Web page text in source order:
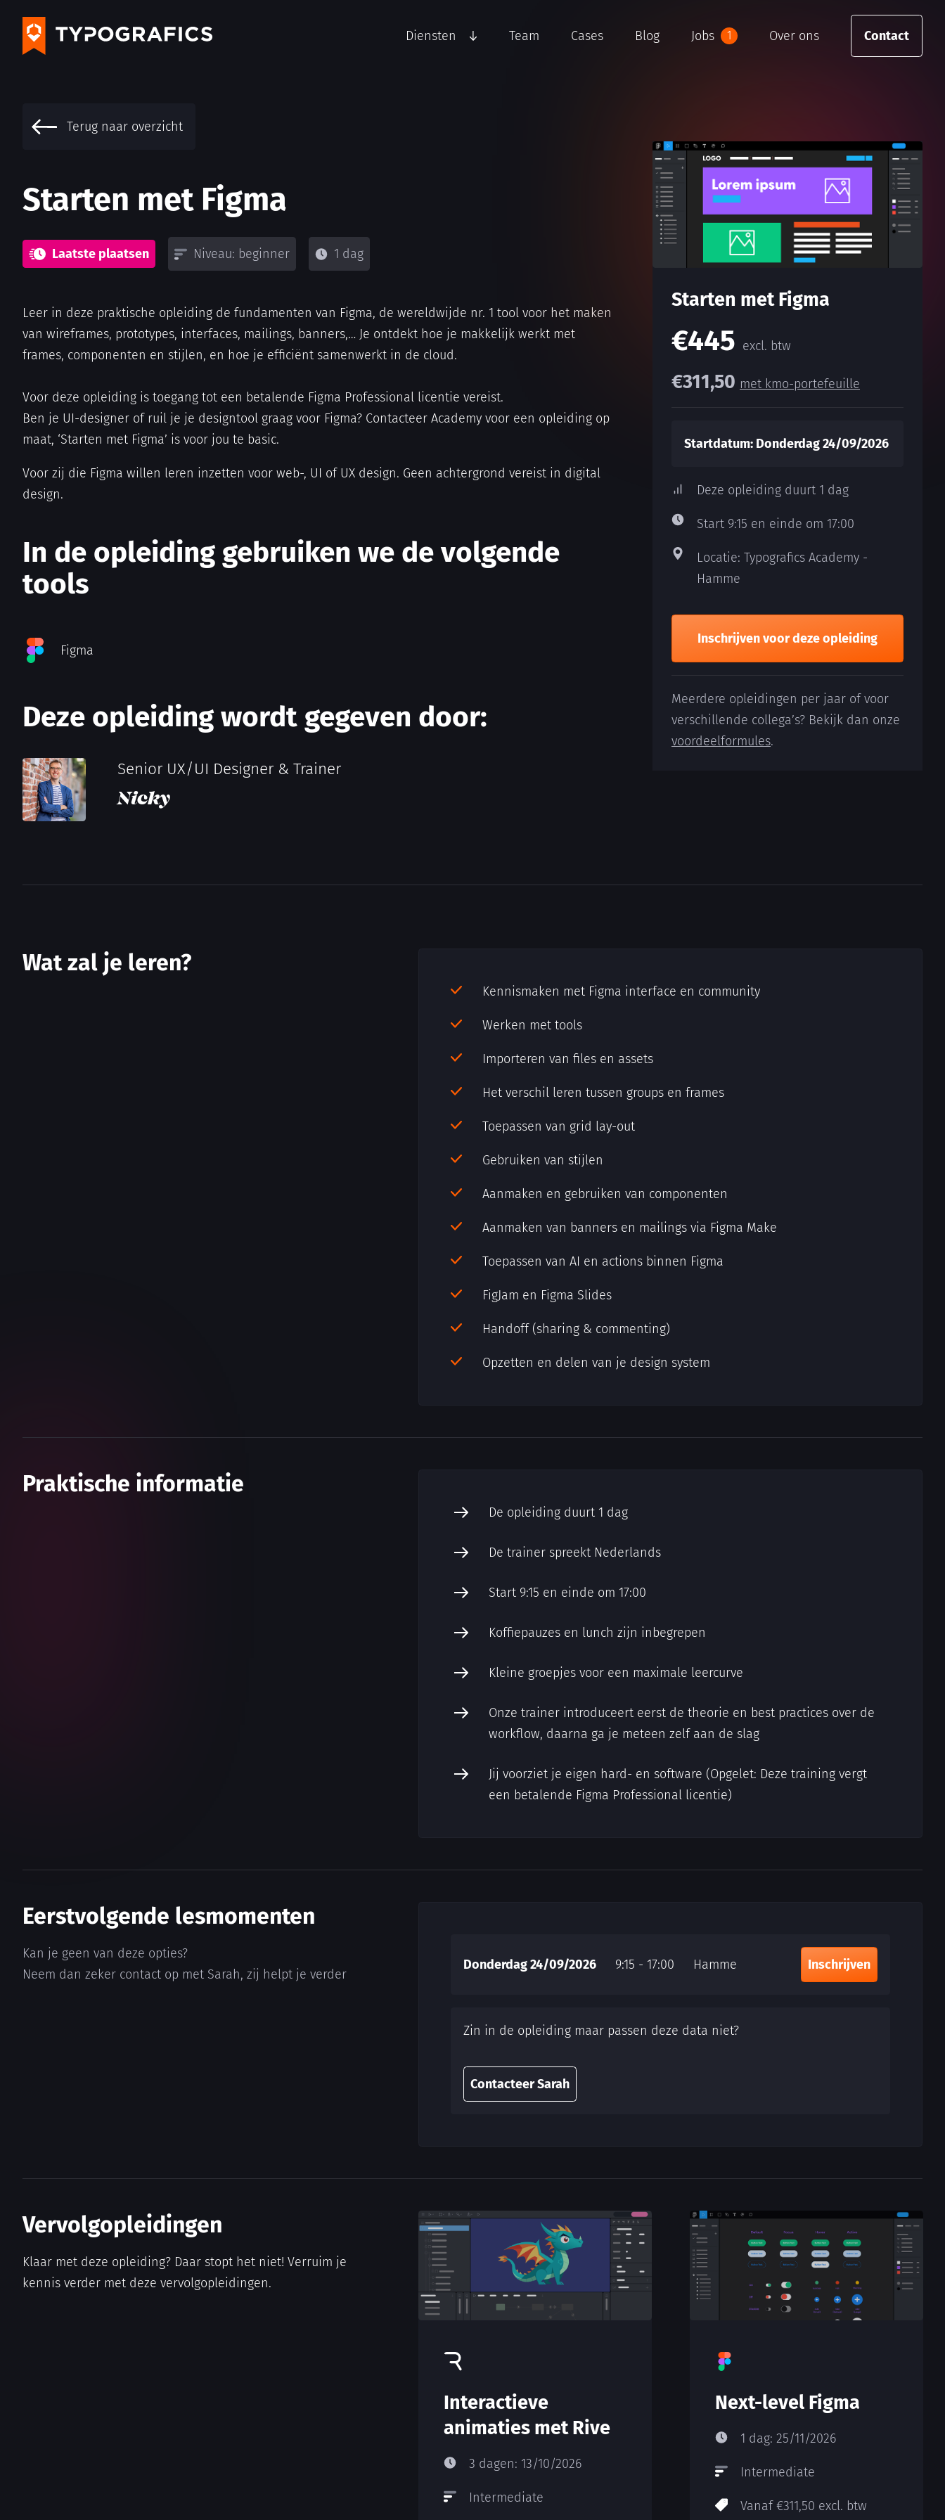
Diensten Team Cases Blog Jobs 1 Over ons Contact
Terug naar overzicht
Starten met Figma
Laatste plaatsen Niveau: beginner 1 dag
Leer in deze praktische opleiding de fundamenten van Figma, de wereldwijde nr. 1 tool voor het maken
van wireframes, prototypes, interfaces, mailings, banners,… Je ontdekt hoe je makkelijk werkt met
frames, componenten en stijlen, en hoe je efficiënt samenwerkt in de cloud.
Voor deze opleiding is toegang tot een betalende Figma Professional licentie vereist.
Ben je UI-designer of ruil je je designtool graag voor Figma? Contacteer Academy voor een opleiding op
maat, ‘Starten met Figma’ is voor jou te basic.
Voor zij die Figma willen leren inzetten voor web-, UI of UX design. Geen achtergrond vereist in digital
design.
In de opleiding gebruiken we de volgende
tools
Figma
Deze opleiding wordt gegeven door:
Senior UX/UI Designer & Trainer
Nicky
Starten met Figma
€445 excl. btw
€311,50 met kmo-portefeuille
Startdatum: Donderdag 24/09/2026
Deze opleiding duurt 1 dag
Start 9:15 en einde om 17:00
Locatie: Typografics Academy -
Hamme
Inschrijven voor deze opleiding
Meerdere opleidingen per jaar of voor
verschillende collega’s? Bekijk dan onze
voordeelformules.
Wat zal je leren?
Kennismaken met Figma interface en community
Werken met tools
Importeren van files en assets
Het verschil leren tussen groups en frames
Toepassen van grid lay-out
Gebruiken van stijlen
Aanmaken en gebruiken van componenten
Aanmaken van banners en mailings via Figma Make
Toepassen van AI en actions binnen Figma
FigJam en Figma Slides
Handoff (sharing & commenting)
Opzetten en delen van je design system
Praktische informatie
De opleiding duurt 1 dag
De trainer spreekt Nederlands
Start 9:15 en einde om 17:00
Koffiepauzes en lunch zijn inbegrepen
Kleine groepjes voor een maximale leercurve
Onze trainer introduceert eerst de theorie en best practices over de
workflow, daarna ga je meteen zelf aan de slag
Jij voorziet je eigen hard- en software (Opgelet: Deze training vergt
een betalende Figma Professional licentie)
Eerstvolgende lesmomenten
Kan je geen van deze opties?
Neem dan zeker contact op met Sarah, zij helpt je verder
Donderdag 24/09/2026 9:15 - 17:00 Hamme Inschrijven
Zin in de opleiding maar passen deze data niet?
Contacteer Sarah
Vervolgopleidingen
Klaar met deze opleiding? Daar stopt het niet! Verruim je
kennis verder met deze vervolgopleidingen.
Interactieve
animaties met Rive
3 dagen: 13/10/2026
Intermediate
Next-level Figma
1 dag: 25/11/2026
Intermediate
Vanaf €311,50 excl. btw